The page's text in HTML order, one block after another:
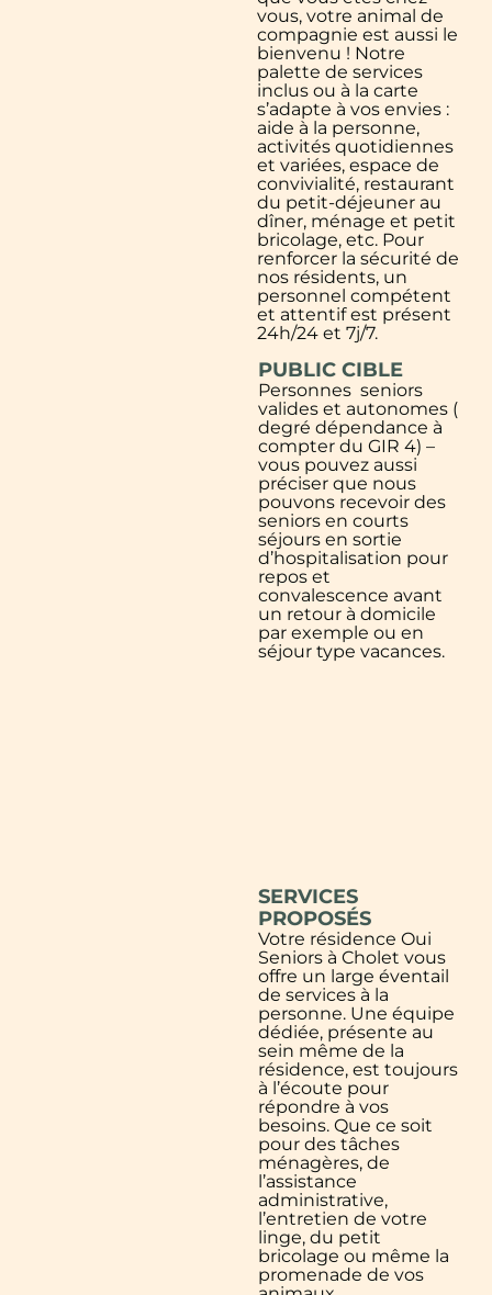
vous, votre animal de
compagnie est aussi le
bienvenu ! Notre
palette de services
inclus ou à la carte
s’adapte à vos envies :
aide à la personne,
activités quotidiennes
et variées, espace de
convivialité, restaurant
du petit-déjeuner au
dîner, ménage et petit
bricolage, etc. Pour
renforcer la sécurité de
nos résidents, un
personnel compétent
et attentif est présent
24h/24 et 7j/7.
PUBLIC CIBLE
Personnes seniors
valides et autonomes (
degré dépendance à
compter du GIR 4) –
vous pouvez aussi
préciser que nous
pouvons recevoir des
seniors en courts
séjours en sortie
d’hospitalisation pour
repos et
convalescence avant
un retour à domicile
par exemple ou en
séjour type vacances.
SERVICES
PROPOSÉS
Votre résidence Oui
Seniors à Cholet vous
offre un large éventail
de services à la
personne. Une équipe
dédiée, présente au
sein même de la
résidence, est toujours
à l’écoute pour
répondre à vos
besoins. Que ce soit
pour des tâches
ménagères, de
l’assistance
administrative,
l’entretien de votre
linge, du petit
bricolage ou même la
promenade de vos